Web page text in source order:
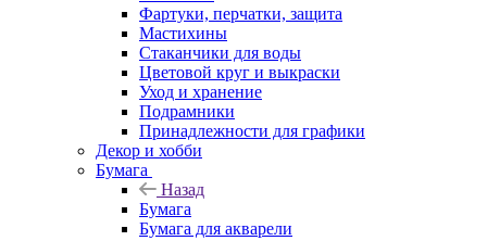
Фартуки, перчатки, защита
Мастихины
Стаканчики для воды
Цветовой круг и выкраски
Уход и хранение
Подрамники
Принадлежности для графики
Декор и хобби
Бумага
Назад
Бумага
Бумага для акварели